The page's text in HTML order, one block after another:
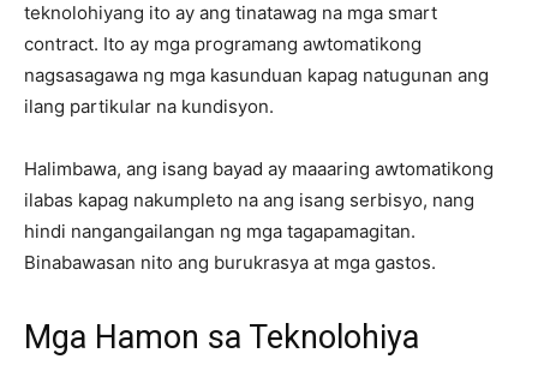
teknolohiyang ito ay ang tinatawag na mga smart
contract. Ito ay mga programang awtomatikong
nagsasagawa ng mga kasunduan kapag natugunan ang
ilang partikular na kundisyon.
Halimbawa, ang isang bayad ay maaaring awtomatikong
ilabas kapag nakumpleto na ang isang serbisyo, nang
hindi nangangailangan ng mga tagapamagitan.
Binabawasan nito ang burukrasya at mga gastos.
Mga Hamon sa Teknolohiya